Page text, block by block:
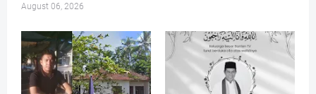
August 06, 2026